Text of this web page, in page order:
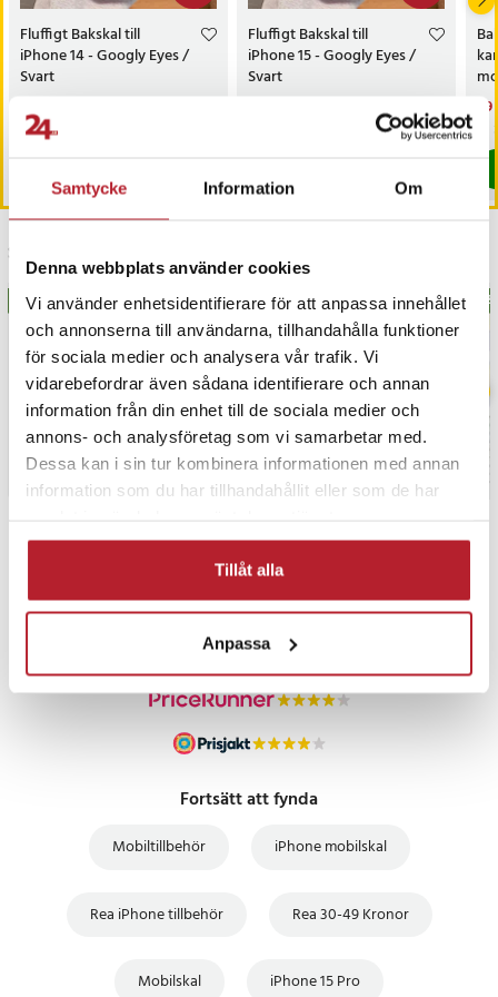
Samtycke Information Om
Denna webbplats använder cookies
Vi använder enhetsidentifierare för att anpassa innehållet
och annonserna till användarna, tillhandahålla funktioner
för sociala medier och analysera vår trafik. Vi
vidarebefordrar även sådana identifierare och annan
information från din enhet till de sociala medier och
annons- och analysföretag som vi samarbetar med.
Dessa kan i sin tur kombinera informationen med annan
information som du har tillhandahållit eller som de har
Tillåt alla
Anpassa
Fluffigt Bakskal till
iPhone 14 - Googly Eyes /
Svart
Nuvarande pris
39 kr
39 kr
I lager, levereras inom 1-2 vardagar
Fluffigt Bakskal till
iPhone 15 - Googly Eyes /
Svart
99 kr
I lager, levereras inom 1-2 vardagar
Senast besökta
BÄSTSÄLJARE
PRISGARANTI
UTFÖRSÄLJNING
Fortsätt att fynda
Mobiltillbehör iPhone mobilskal
Rea iPhone tillbehör Rea 30-49 Kronor
Mobilskal iPhone 15 Pro